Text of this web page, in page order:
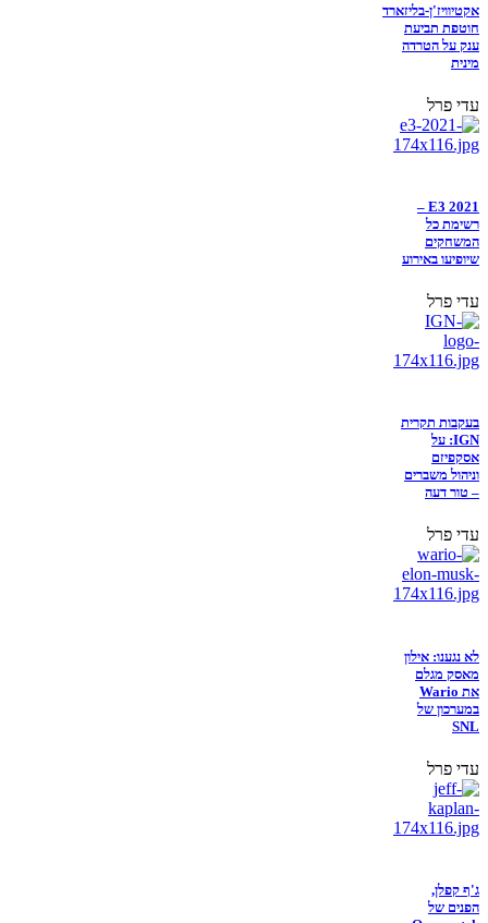
אקטיוויז'ן-בליזארד
חוטפת תביעת
ענק על הטרדה
מינית
עדי פרל
E3 2021 –
רשימת כל
המשחקים
שיופיעו באירוע
עדי פרל
בעקבות תקרית
IGN: על
אסקפיזם
וניהול משברים
– טור דעה
עדי פרל
לא נגענו: אילון
מאסק מגלם
את Wario
במערכון של
SNL
עדי פרל
ג'ף קפלן,
הפנים של